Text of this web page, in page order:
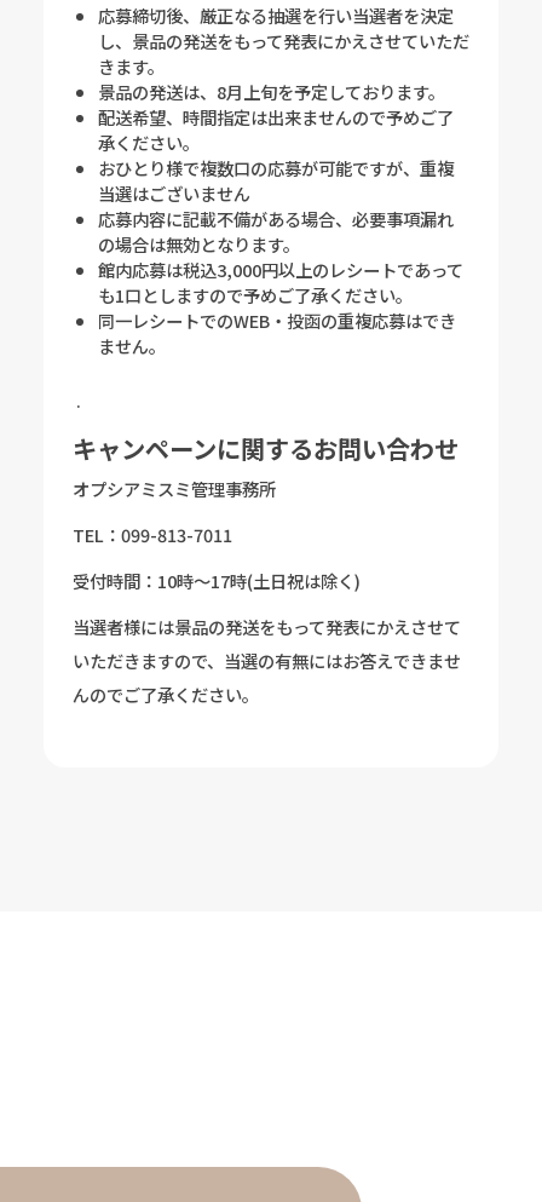
応募締切後、厳正なる抽選を行い当選者を決定
し、景品の発送をもって発表にかえさせていただ
きます。
景品の発送は、8月上旬を予定しております。
配送希望、時間指定は出来ませんので予めご了
承ください。
おひとり様で複数口の応募が可能ですが、重複
当選はございません
応募内容に記載不備がある場合、必要事項漏れ
の場合は無効となります。
館内応募は税込3,000円以上のレシートであって
も1口としますので予めご了承ください。
同一レシートでのWEB・投函の重複応募はでき
ません。
.
キャンペーンに関するお問い合わせ
オプシアミスミ管理事務所
TEL：099-813-7011
受付時間：10時～17時(土日祝は除く)
当選者様には景品の発送をもって発表にかえさせて
いただきますので、当選の有無にはお答えできませ
んのでご了承ください。